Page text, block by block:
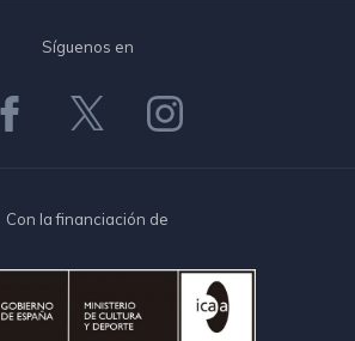
Síguenos en
Con la financiación de